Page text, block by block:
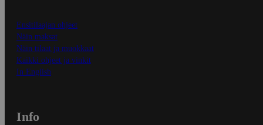
Ensitilaajan ohjeet
Näin maksat
Näin tilaat ja muokkaat
Kaikki ohjeet ja vinkit
In English
Info